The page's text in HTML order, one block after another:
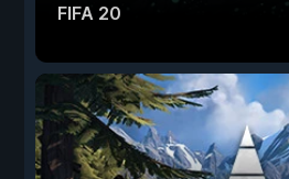
FIFA 20